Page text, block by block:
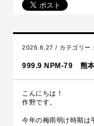
2026.6.27 / カテゴリー
999.9 NPM-79 熊
こんにちは！
作野です。
今年の梅雨明け時期は